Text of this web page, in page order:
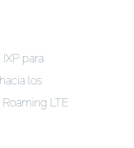
para
los
LTE